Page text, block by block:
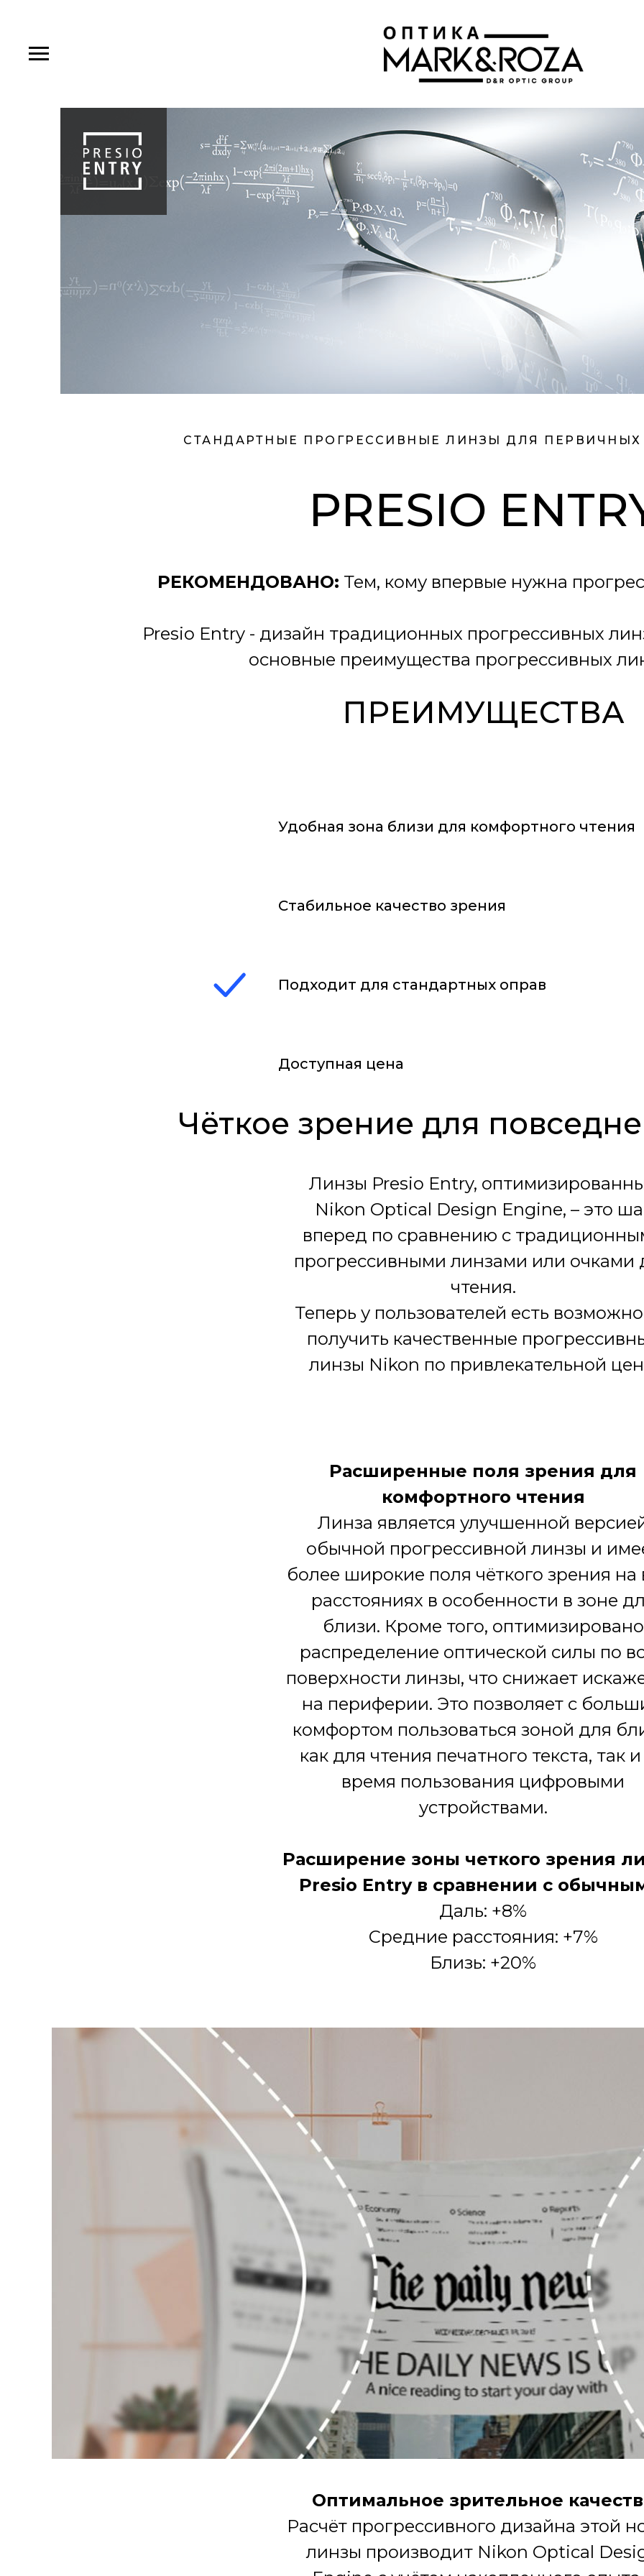
СТАНДАРТНЫЕ ПРОГРЕССИВНЫЕ ЛИНЗЫ ДЛЯ ПЕРВИЧНЫХ
PRESIO
РЕКОМЕНДОВАНО: Тем, кому впервые нужна
Presio Entry - дизайн традиционных прогрессивных
основные преимущества прогрессивных
ПРЕИМУЩЕСТВА
Удобная зона близи для комфортного чтения
Стабильное качество зрения
Подходит для стандартных оправ
Доступная цена
Чёткое зрение для
Линзы Presio Entry,
Nikon Optical Design Engine, – это
вперед по сравнению с
прогрессивными линзами или очками
чтения.
Теперь у пользователей есть
получить качественные
линзы Nikon по привлекательной
Расширенные поля зрения для
комфортного чтения
Линза является улучшенной
обычной прогрессивной линзы и
более широкие поля чёткого зрения на
расстояниях в особенности в зоне
близи. Кроме того, оптимизировано
распределение оптической силы по
поверхности линзы, что снижает
на периферии. Это позволяет с
комфортом пользоваться зоной для
как для чтения печатного текста, так
время пользования цифровыми
устройствами.
Расширение зоны четкого зрения
Presio Entry в сравнении с
Даль: +8%
Средние расстояния: +7%
Близь: +20%
Оптимальное зрительное
Расчёт прогрессивного дизайна этой
линзы производит Nikon Optical